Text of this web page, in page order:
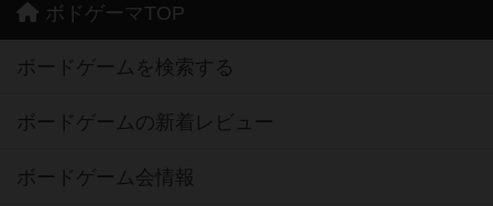
ボドゲーマTOP
ボードゲームを検索する
ボードゲームの新着レビュー
ボードゲーム会情報